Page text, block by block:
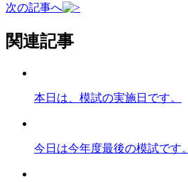
次の記事へ
関連記事
本日は、模試の実施日です。
今日は今年度最後の模試です。